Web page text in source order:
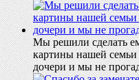
Мы решили сделать
картины нашей
дочери и мы не